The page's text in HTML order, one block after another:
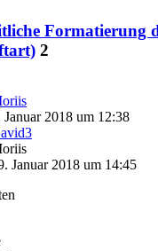
Formatierung
2
Januar 2018 um 12:38
Januar 2018 um 14:45